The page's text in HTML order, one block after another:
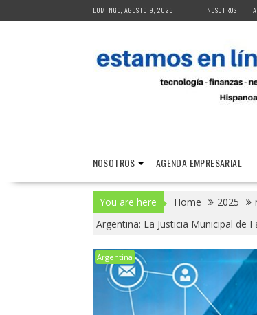
to
DOMINGO, AGOSTO 9, 2026 NOSOTROS
NOSOTROS AGENDA EMPRESARIAL
You are here Home 2025
Argentina: La Justicia Municipal de
Argentina